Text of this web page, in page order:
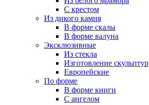
С крестом
Из дикого камня
В форме скалы
В форме валуна
Эксклюзивные
Из стекла
Изготовление скульптур
Европейские
По форме
В форме книги
С ангелом